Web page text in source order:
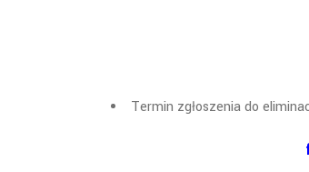
Termin zgłoszenia do